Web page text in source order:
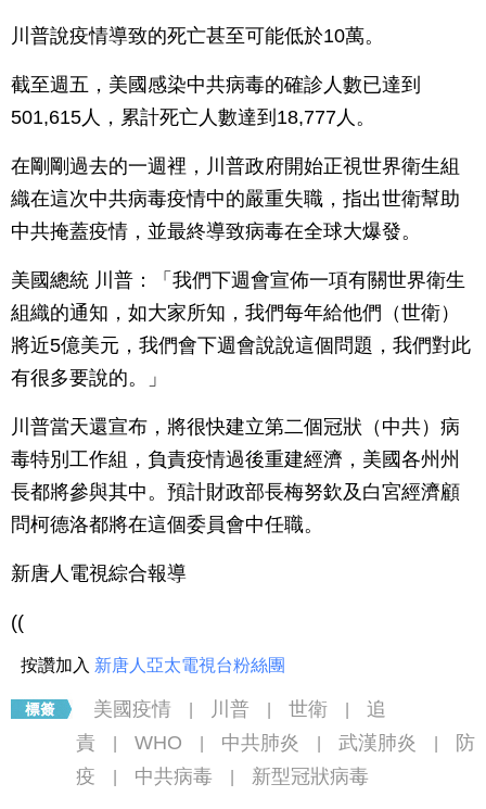
川普說疫情導致的死亡甚至可能低於10萬。
截至週五，美國感染中共病毒的確診人數已達到
501,615人，累計死亡人數達到18,777人。
在剛剛過去的一週裡，川普政府開始正視世界衛生組
織在這次中共病毒疫情中的嚴重失職，指出世衛幫助
中共掩蓋疫情，並最終導致病毒在全球大爆發。
美國總統 川普：「我們下週會宣佈一項有關世界衛生
組織的通知，如大家所知，我們每年給他們（世衛）
將近5億美元，我們會下週會說說這個問題，我們對此
有很多要說的。」
川普當天還宣布，將很快建立第二個冠狀（中共）病
毒特別工作組，負責疫情過後重建經濟，美國各州州
長都將參與其中。預計財政部長梅努欽及白宮經濟顧
問柯德洛都將在這個委員會中任職。
新唐人電視綜合報導
((
按讚加入 新唐人亞太電視台粉絲團
美國疫情 川普 世衛
追
責
WHO 中共肺炎 武漢肺炎
防
疫
中共病毒 新型冠狀病毒